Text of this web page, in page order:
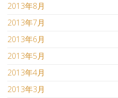
2013年8月
2013年7月
2013年6月
2013年5月
2013年4月
2013年3月